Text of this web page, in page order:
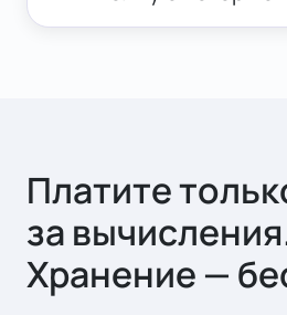
Платите
за
Хранение —